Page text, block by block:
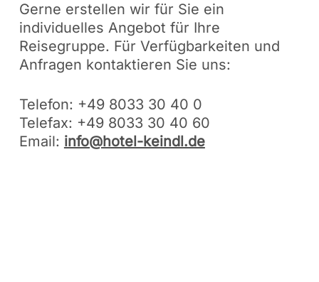
Gerne erstellen wir für Sie ein
individuelles Angebot für Ihre
Reisegruppe. Für Verfügbarkeiten und
Anfragen kontaktieren Sie uns:
Telefon: +49 8033 30 40 0
Telefax: +49 8033 30 40 60
Email: info@hotel-keindl.de